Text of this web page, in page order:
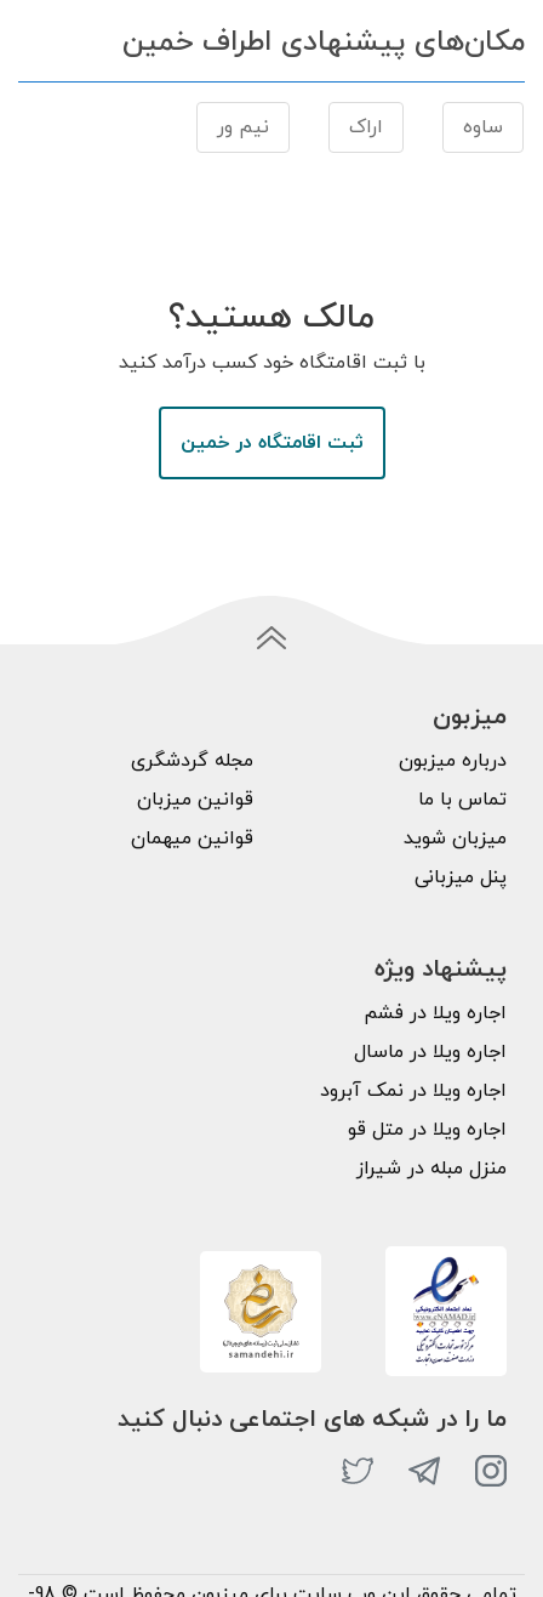
مکان‌های پیشنهادی اطراف خمین
ساوه اراک نیم ور
مالک هستید؟
با ثبت اقامتگاه خود کسب درآمد کنید
ثبت اقامتگاه در خمین
میزبون
درباره میزبون
تماس با ما
میزبان شوید
پنل میزبانی
مجله گردشگری
قوانین میزبان
قوانین میهمان
پیشنهاد ویژه
اجاره ویلا در فشم
اجاره ویلا در ماسال
اجاره ویلا در نمک آبرود
اجاره ویلا در متل قو
منزل مبله در شیراز
ما را در شبکه های اجتماعی دنبال کنید